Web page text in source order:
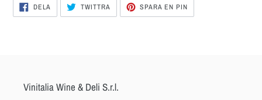
DELA DELA
PÅ
FACEBOOK
TWITTRA DELA
PÅ
TWITTER
SPARA EN PIN
PIN
Vinitalia Wine & Deli S.r.l.